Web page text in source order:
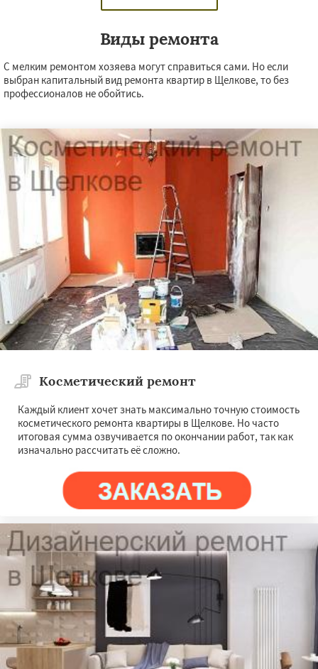
Виды ремонта
С мелким ремонтом хозяева могут справиться сами. Но если
выбран капитальный вид ремонта квартир в Щелкове, то без
профессионалов не обойтись.
Косметический ремонт
Каждый клиент хочет знать максимально точную стоимость
косметического ремонта квартиры в Щелкове. Но часто
итоговая сумма озвучивается по окончании работ, так как
изначально рассчитать её сложно.